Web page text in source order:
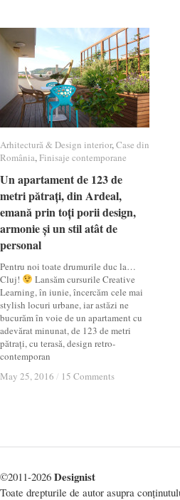
Arhitectură & Design interior,Case din
România,Finisaje contemporane
Un apartament de 123 de
metri pătrați, din Ardeal,
emană prin toți porii design,
armonie și un stil atât de
personal
Pentru noi toate drumurile duc la…
Cluj!
Lansăm cursurile Creative
Learning, în iunie, încercăm cele mai
stylish locuri urbane, iar astăzi ne
bucurăm în voie de un apartament cu
adevărat minunat, de 123 de metri
pătrați, cu terasă, design retro-
contemporan
May 25, 2016 / 15 Comments
Arhitectură & Design interior Case din
România Finisaje contemporane
Un apartament de 123 de
metri pătrați, din Ardeal,
emană prin toți porii design,
armonie și un stil atât de
personal
May 25, 2016 / 15 Comments
©2011-2026 Designist
Toate drepturile de autor asupra